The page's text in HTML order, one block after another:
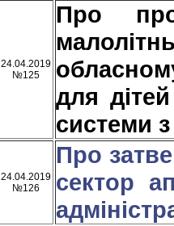
24.04.2019
№125
Про
для
системи
24.04.2019
№126
Про
сектор